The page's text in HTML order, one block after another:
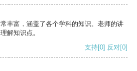
丰富，涵盖了各个学科的知识。老师的讲
解知识点。
支持[0] 反对[0]